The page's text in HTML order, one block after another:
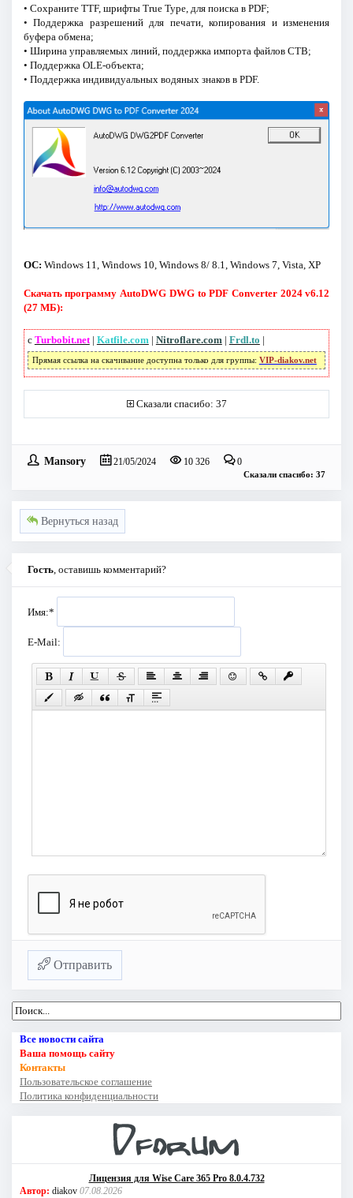
• Сохраните TTF, шрифты True Type, для поиска в PDF;
• Поддержка разрешений для печати, копирования и изменения
буфера обмена;
• Ширина управляемых линий, поддержка импорта файлов CTB;
• Поддержка OLE-объекта;
• Поддержка индивидуальных водяных знаков в PDF.
ОС: Windows 11, Windows 10, Windows 8/ 8.1, Windows 7, Vista, XP
Скачать программу AutoDWG DWG to PDF Converter 2024 v6.12
(27 МБ):
с Turbobit.net| Katfile.com| Nitroflare.com| Frdl.to |
Прямая ссылка на скачивание доступна только для группы: VIP-diakov.net
Сказали спасибо: 37
Mansory 21/05/2024 10 326 0
Сказали спасибо: 37
Вернуться назад
Гость, оставишь комментарий?
Имя:*
E-Mail:
Отправить
Все новости сайта
Ваша помощь сайту
Контакты
Пользовательское соглашение
Политика конфиденциальности
Лицензия для Wise Care 365 Pro 8.0.4.732
Автор: diakov 07.08.2026